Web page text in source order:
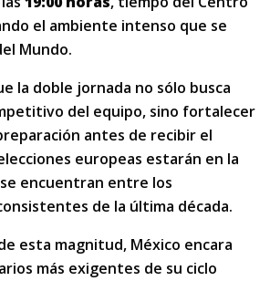
el ambiente intenso que se
Mundo.
la doble jornada no sólo busca
del equipo, sino fortalecer
antes de recibir el
europeas estarán en la
encuentran entre los
de la última década.
esta magnitud, México encara
más exigentes de su ciclo